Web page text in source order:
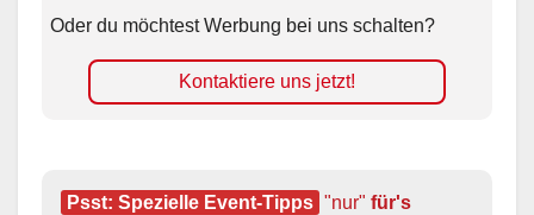
Oder du möchtest Werbung bei uns schalten?
Kontaktiere uns jetzt!
Psst: Spezielle Event-Tipps "nur" für's